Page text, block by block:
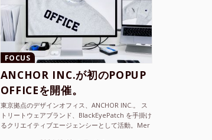
FOCUS
ANCHOR INC.が初のPOPUP
OFFICEを開催。
東京拠点のデザインオフィス、ANCHOR INC.。 ス
トリートウェアブランド、BlackEyePatch を手掛け
るクリエイティブエージェンシーとして活動。Mer
cedes Anchor inc. ...
2024.12.19 ヒラバヤシ